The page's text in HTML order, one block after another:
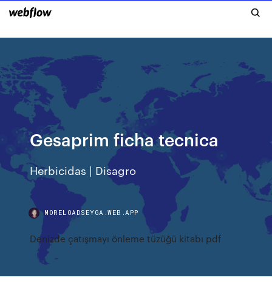
Gesaprim ficha tecnica
Herbicidas | Disagro
MORELOADSEYGA.WEB.APP
Denizde çatışmayı önleme tüzüğü kitabı pdf